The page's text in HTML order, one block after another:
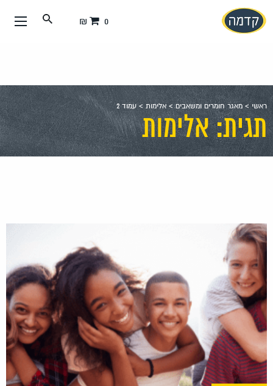
עבור
אל
0 ₪
ראשי >מאגר חומרים ומשאבים> אלימות >עמוד 2
תגית: אלימות